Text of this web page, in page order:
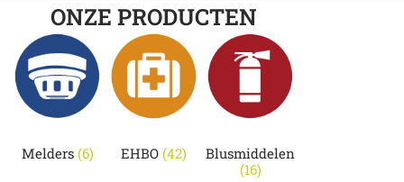
ONZE PRODUCTEN
Melders (6) EHBO (42)
Blusmiddelen
(16)